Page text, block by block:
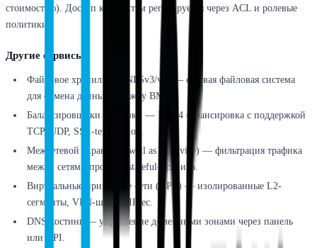
стоимостью). Доступ к объектам регулируется через ACL и ролевые
политики.
Другие сервисы
Файловое хранилище (NFSv3/v4) — сетевая файловая система
для обмена данными между ВМ.
Балансировщики нагрузки — L3/L4 балансировка с поддержкой
TCP, UDP, SSL-termination.
Межсетевой экран (Firewall as a Service) — фильтрация трафика
между сетями проекта, stateful-правила.
Виртуальные приватные сети (VPC) — изолированные L2-
сегменты, VPN-шлюзы IPsec.
DNS-хостинг — управление доменными зонами через панель
или API.